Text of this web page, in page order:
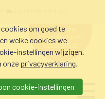
hulp nodig
bij geldzorgen?
0800-8115.nl
om goed te
welke cookies we
instellingen wijzigen.
onze privacyverklaring.
cookie-instellingen